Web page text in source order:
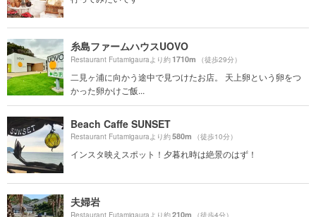
糸島ファームハウスUOVO
Restaurant Futamigauraより約1710m （徒歩29分）
二見ヶ浦に向かう途中で見つけたお店。 天上卵という卵をつ
かった卵かけご飯...
Beach Caffe SUNSET
Restaurant Futamigauraより約580m （徒歩10分）
インスタ映えスポット！夕暮れ時は絶景のはず！
夫婦岩
210m